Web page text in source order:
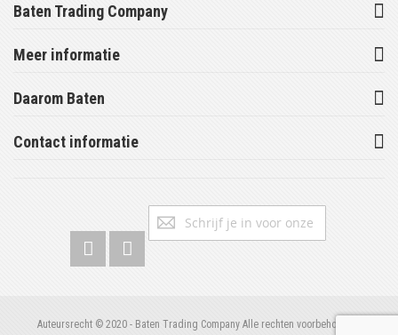
Baten Trading Company
Meer informatie
Daarom Baten
Contact informatie
Abonneer
Auteursrecht © 2020 - Baten Trading Company Alle rechten voorbehouden.